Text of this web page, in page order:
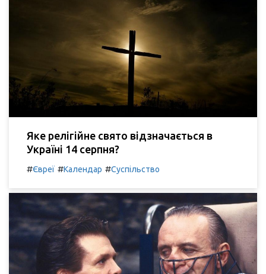
Яке релігійне свято відзначається в
Україні 14 серпня?
#Євреї #Календар #Суспільство